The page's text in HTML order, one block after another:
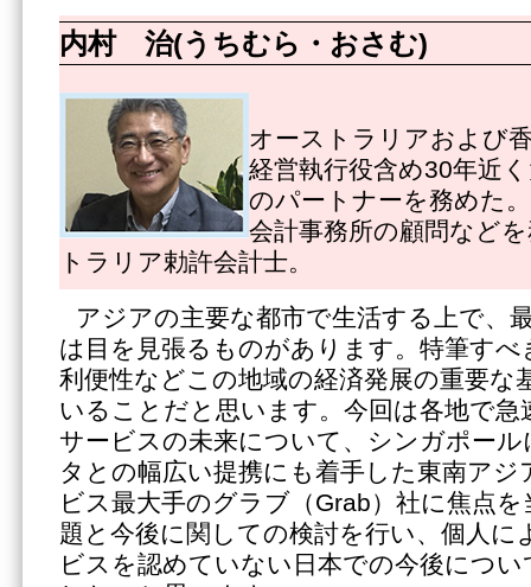
内村 治(うちむら・おさむ)
オーストラリアおよび
経営執行役含め30年近
のパートナーを務めた
会計事務所の顧問など
トラリア勅許会計士。
アジアの主要な都市で生活する上で、
は目を見張るものがあります。特筆す
利便性などこの地域の経済発展の重要な
いることだと思います。今回は各地で急
サービスの未来について、シンガポー
タとの幅広い提携にも着手した東南アジ
ビス最大手のグラブ（Grab）社に焦点
題と今後に関しての検討を行い、個人に
ビスを認めていない日本での今後につ